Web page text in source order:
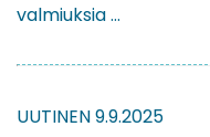
valmiuksia …
UUTINEN9.9.2025